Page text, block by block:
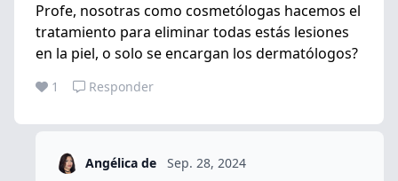
Profe, nosotras como cosmetólogas hacemos el
tratamiento para eliminar todas estás lesiones
en la piel, o solo se encargan los dermatólogos?
1 Responder
Angélica de Sep. 28, 2024